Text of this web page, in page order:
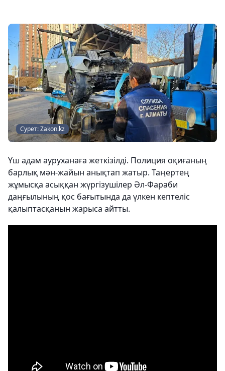
Сурет: Zakon.kz
Үш адам ауруханаға жеткізілді. Полиция оқиғаның
барлық мән-жайын анықтап жатыр. Таңертең
жұмысқа асыққан жүргізушілер Әл-Фараби
даңғылының қос бағытында да үлкен кептеліс
қалыптасқанын жарыса айтты.